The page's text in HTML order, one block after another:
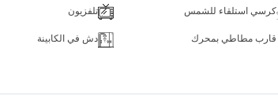
كرسي استلقاء للشمس تلفزيون
قارب مطاطي بمحرك دش في الكابينة